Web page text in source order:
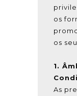
os
os
1.
As